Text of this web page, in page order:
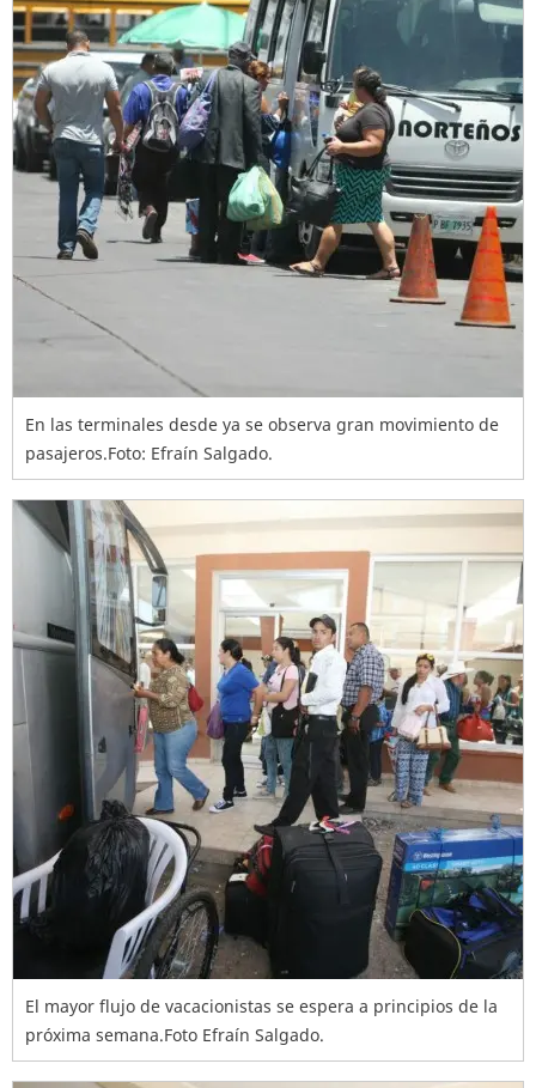
En las terminales desde ya se observa gran movimiento de
pasajeros.Foto: Efraín Salgado.
El mayor flujo de vacacionistas se espera a principios de la
próxima semana.Foto Efraín Salgado.